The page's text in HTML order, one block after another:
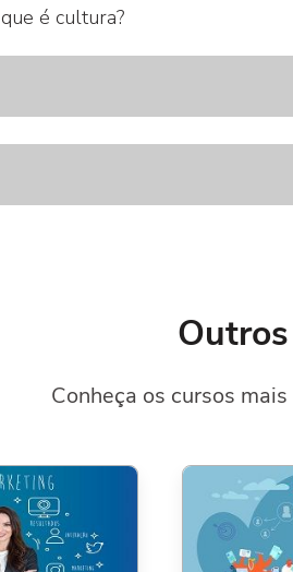
é cultura?
Conheça os cursos